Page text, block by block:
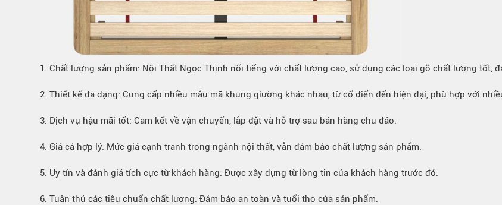
1. Chất lượng sản phẩm: Nội Thất Ngọc Thịnh nổi tiếng với chất lượng cao, sử dụng các loại gỗ chất lượng tốt,
2. Thiết kế đa dạng: Cung cấp nhiều mẫu mã khung giường khác nhau, từ cổ điển đến hiện đại, phù hợp với
3. Dịch vụ hậu mãi tốt: Cam kết về vận chuyển, lắp đặt và hỗ trợ sau bán hàng chu đáo.
4. Giá cả hợp lý: Mức giá cạnh tranh trong ngành nội thất, vẫn đảm bảo chất lượng sản phẩm.
5. Uy tín và đánh giá tích cực từ khách hàng: Được xây dựng từ lòng tin của khách hàng trước đó.
6. Tuân thủ các tiêu chuẩn chất lượng: Đảm bảo an toàn và tuổi thọ của sản phẩm.